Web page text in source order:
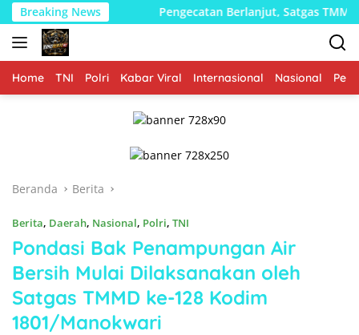
Langsung
ke
konten
Breaking News
Utara Pengecatan Berlanjut, Satgas TMMD Kodim
Home TNI Polri Kabar Viral Internasional Nasional
Beranda Berita
Berita, Daerah, Nasional, Polri, TNI
Pondasi Bak Penampungan Air
Bersih Mulai Dilaksanakan oleh
Satgas TMMD ke-128 Kodim
1801/Manokwari